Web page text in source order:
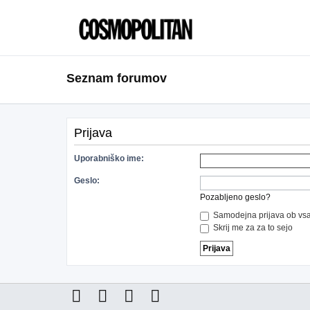
Seznam forumov
Prijava
Uporabniško ime:
Geslo:
Pozabljeno geslo?
Samodejna prijava ob
Skrij me za za to sejo